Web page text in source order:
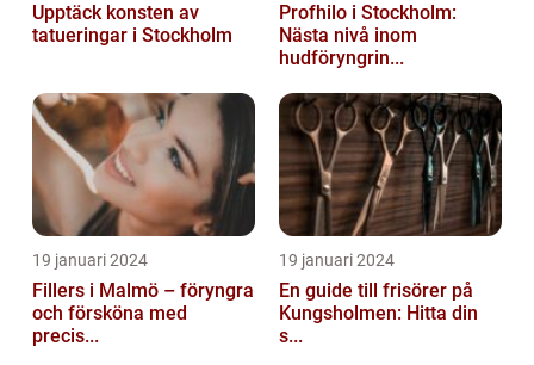
Upptäck konsten av
tatueringar i Stockholm
Profhilo i Stockholm:
Nästa nivå inom
hudföryngrin...
19 januari 2024
Fillers i Malmö – föryngra
och försköna med
precis...
19 januari 2024
En guide till frisörer på
Kungsholmen: Hitta din
s...